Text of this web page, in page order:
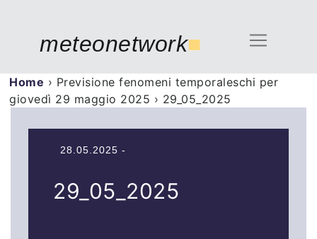
meteonetwork■
Home › Previsione fenomeni temporaleschi per
giovedì 29 maggio 2025 › 29_05_2025
28.05.2025 -
29_05_2025